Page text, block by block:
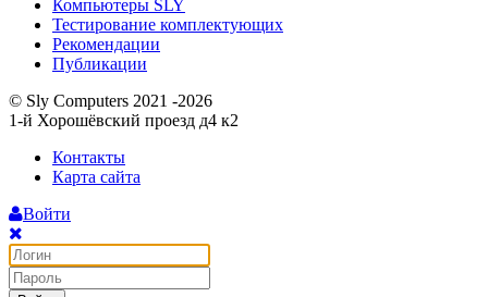
Компьютеры SLY
Тестирование комплектующих
Рекомендации
Публикации
© Sly Computers 2021 -2026
1-й Хорошёвский проезд д4 к2
Контакты
Карта сайта
Войти